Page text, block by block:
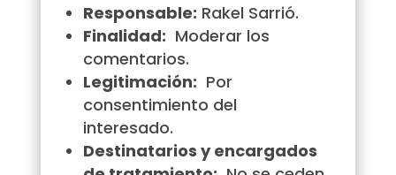
Responsable: Rakel Sarrió.
Finalidad: Moderar los
comentarios.
Legitimación: Por
consentimiento del
interesado.
Destinatarios y encargados